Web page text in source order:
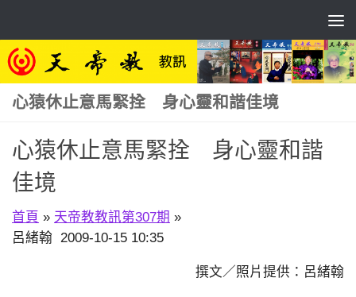
心猿休止意馬緊拴 身心靈和諧佳境
心猿休止意馬緊拴 身心靈和諧
佳境
首頁 » 天帝教教訊第307期 »
呂緒翰 2009-10-15 10:35
撰文／照片提供：呂緒翰